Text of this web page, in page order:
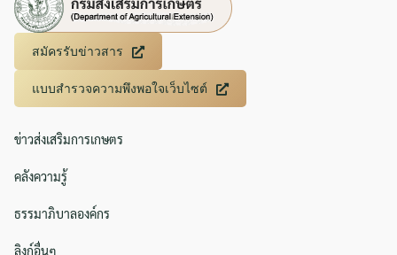
สมัครรับข่าวสาร
แบบสำรวจความพึงพอใจเว็บไซต์
ข่าวส่งเสริมการเกษตร
คลังความรู้
ธรรมาภิบาลองค์กร
ลิงก์อื่นๆ